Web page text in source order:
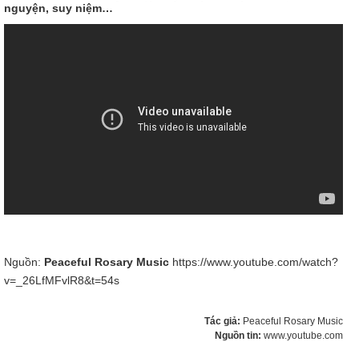
nguyện, suy niệm…
Nguồn: Peaceful Rosary Music https://www.youtube.com/watch?
v=_26LfMFvlR8&t=54s
Tác giả: Peaceful Rosary Music
Nguồn tin: www.youtube.com